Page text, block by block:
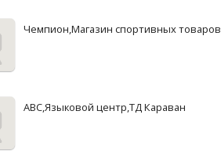
Чемпион,Магазин спортивных товаров
АВС,Языковой центр,ТД Караван